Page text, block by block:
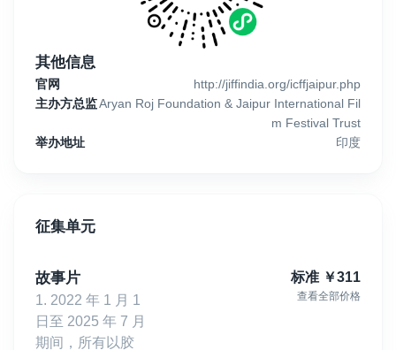
其他信息
官网
http://jiffindia.org/icffjaipur.php
主办方总监Aryan Roj Foundation & Jaipur International Fil
m Festival Trust
举办地址
印度
征集单元
故事片
1. 2022 年 1 月 1
日至 2025 年 7 月
期间，所有以胶
标准 ￥311
查看全部价格